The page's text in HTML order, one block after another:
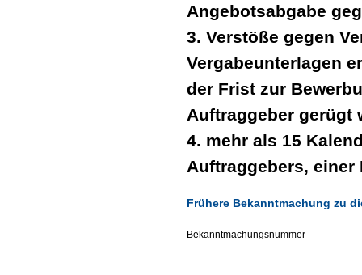
Angebotsabgabe
3. Verstöße gegen
Vergabeunterlagen
der Frist zur
Auftraggeber gerügt
4. mehr als 15
Auftraggebers, einer
Frühere Bekanntmachung zu
Bekanntmachungsnummer